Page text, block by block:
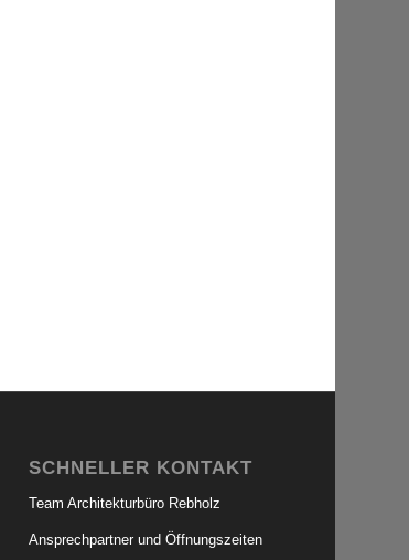
SCHNELLER KONTAKT
Team Architekturbüro Rebholz
Ansprechpartner und Öffnungszeiten